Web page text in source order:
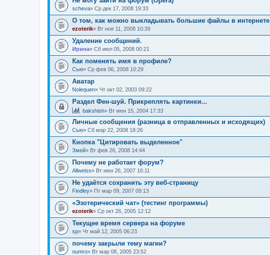
sсheva» Ср дек 17, 2008 19:33
О том, как можно выкладывать большие файлы в интернете
ezoterik» Вт ноя 11, 2008 10:39
Удаление сообщений.
Ирина» Сб июл 05, 2008 00:21
Как поменять имя в профиле?
Сью» Ср фев 06, 2008 10:29
Аватар
Nolequen» Чт окт 02, 2003 09:22
Раздел Фен-шуй. Прикреплять картинки...
bakshish» Вт июн 15, 2004 17:33
Личные сообщения (разница в отправленных и исходящих)
Сью» Сб мар 22, 2008 18:26
Кнопка "Цитировать выделенное"
Змей» Вт фев 26, 2008 14:44
Почему не работает форум?
Allweiss» Вт июн 26, 2007 16:11
Не удаётся сохранить эту веб-страницу
Findley» Пт мар 09, 2007 09:13
«Эзотерический чат» (тестинг программы)
ezoterik» Ср окт 26, 2005 12:12
Текущее время сервера на форуме
sp» Чт май 12, 2005 06:23
почему закрыли тему магии?
numro» Вт мар 08, 2005 23:52